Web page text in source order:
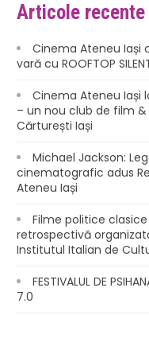
Articole recente
Cinema Ateneu Iași
vară cu ROOFTOP
Cinema Ateneu Iași
– un nou club de film
Cărturești Iași
Michael Jackson:
cinematografic adus
Ateneu Iași
Filme politice
retrospectivă
Institutul Italian de
FESTIVALUL DE
7.0